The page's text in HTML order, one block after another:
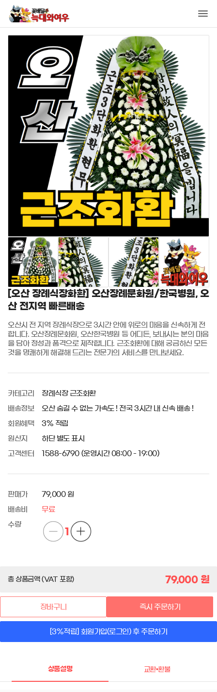
[오산 장례식장화환] 오산장례문화원/한국병원, 오
산 전지역 빠른배송
오산시 전 지역 장례식장으로 3시간 안에 위로의 마음을 신속하게 전
합니다. 오산장례문화원, 오산한국병원 등 어디든, 보내시는 분의 마음
을 담아 정성과 품격으로 제작합니다. 근조화환에 대해 궁금하신 모든
것을 명쾌하게 해결해 드리는 전문가의 서비스를 만나보세요.
카테고리 장례식장 근조화환
배송정보 오산 숨길 수 없는 가속도 ! 전국 3시간 내 신속 배송 !
회원혜택 3% 적립
원산지 하단 별도 표시
고객센터 1588-6790 (운영시간 08:00 - 19:00)
판매가 79,000 원
배송비 무료
수량
1
총 상품금액 (VAT 포함) 79,000원
장바구니 즉시 주문하기
[3%적립] 회원가입(로그인) 후 주문하기
상품설명 교환•환불